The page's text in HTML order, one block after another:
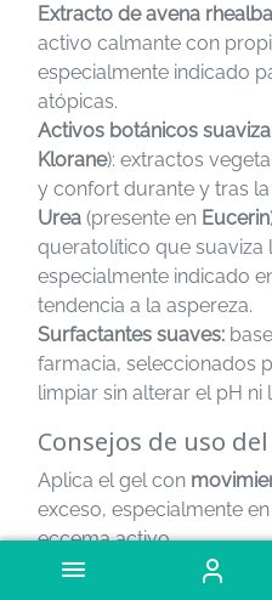
Extracto de avena rhealba
activo calmante con
especialmente indicado
atópicas.
Activos botánicos
Klorane): extractos
y confort durante y tras la
Urea (presente en Eucerin
queratolítico que suaviza
especialmente indicado
tendencia a la aspereza.
Surfactantes suaves:
farmacia, seleccionados
limpiar sin alterar el pH ni
Consejos de uso
Aplica el gel con
exceso, especialmente
eccema activo.
Usa siempre
agua tibia